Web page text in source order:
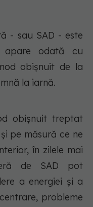
- sau SAD - este
odată cu
obișnuit de la
la iarnă.
obișnuit treptat
pe măsură ce ne
în zilele mai
de SAD pot
a energiei și a
probleme